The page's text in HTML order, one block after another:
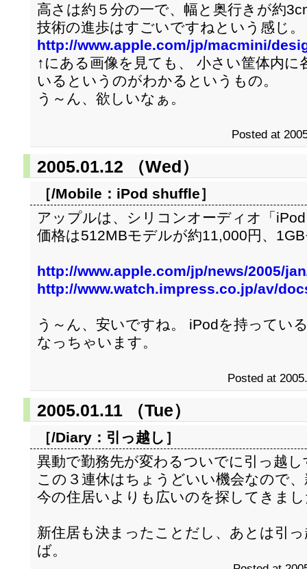
高さは約５分の一で、幅と奥行きが約
技術の進歩はすごいですねという感じ。
http://www.apple.com/jp/macmini/
↑にある画像を見ても、 小さい筐体内
いるというのがわかるというもの。
う～ん、欲しいなぁ。
Posted at
2005.01.12 （Wed）
［/Mobile： iPod shuffle］
アップルは、シリコンオーディオ「
価格は512MBモデルが約11,000円、
http://www.apple.com/jp/news/2005/
http://www.watch.impress.co.jp/av/
う～ん、安いですね。 iPodを持ってい
なっちゃいます。
Posted at
2005.01.11 （Tue）
［/Diary： 引っ越し ］
異動で勤務先が変わるついでに引っ越
この３連休はちょうどいい機会なので
今の住居いよりも広いのを探してきま
新住居も決まったことだし、あとは引
ば。